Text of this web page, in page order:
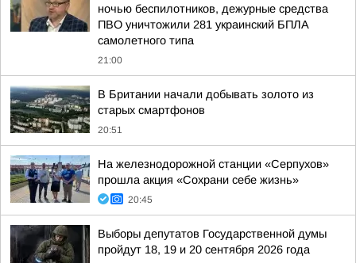
ночью беспилотников, дежурные средства
ПВО уничтожили 281 украинский БПЛА
самолетного типа
21:00
В Британии начали добывать золото из
старых смартфонов
20:51
На железнодорожной станции «Серпухов»
прошла акция «Сохрани себе жизнь»
20:45
Выборы депутатов Государственной думы
пройдут 18, 19 и 20 сентября 2026 года